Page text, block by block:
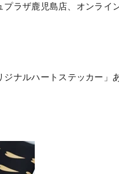
ラザ鹿児島店、オンライ
ジナルハートステッカー」